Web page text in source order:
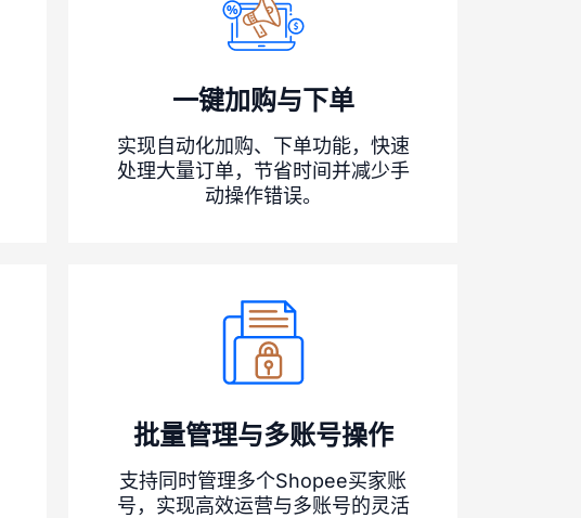
一键加购与下单
实现自动化加购、下单功能，快速
处理大量订单，节省时间并减少手
动操作错误。
批量管理与多账号操作
支持同时管理多个Shopee买家账
号，实现高效运营与多账号的灵活